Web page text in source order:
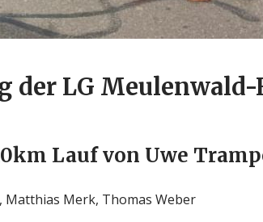
der LG Meulenwald-
Lauf von Uwe
Matthias Merk, Thomas Weber